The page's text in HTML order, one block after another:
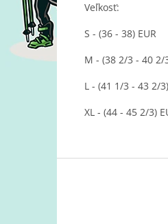
Veľkosť:
S - (36 - 38) EUR
M - (38 2/3 - 40 2/
L - (41 1/3 - 43 2/
XL - (44 - 45 2/3)